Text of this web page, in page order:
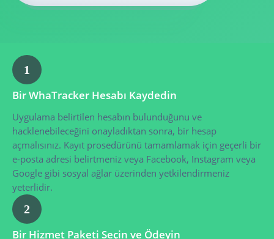
1
Bir WhaTracker Hesabı Kaydedin
Uygulama belirtilen hesabın bulunduğunu ve
hacklenebileceğini onayladıktan sonra, bir hesap
açmalısınız. Kayıt prosedürünü tamamlamak için geçerli bir
e-posta adresi belirtmeniz veya Facebook, Instagram veya
Google gibi sosyal ağlar üzerinden yetkilendirmeniz
yeterlidir.
2
Bir Hizmet Paketi Seçin ve Ödeyin